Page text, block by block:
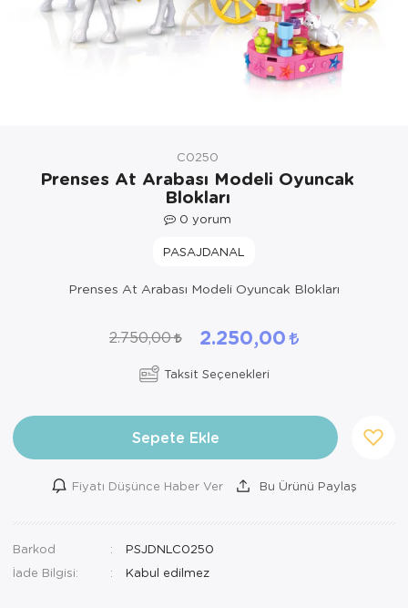
Kozmetik, Kişisel Bakım ve Sağlık
C0250
Prenses At Arabası Modeli Oyuncak
Blokları
0 yorum
PASAJDANAL
Prenses At Arabası Modeli Oyuncak Blokları
2.750,00 2.250,00
Taksit Seçenekleri
Sepete Ekle
Fiyatı Düşünce Haber Ver Bu Ürünü Paylaş
Barkod
PSJDNLC0250
İade Bilgisi: